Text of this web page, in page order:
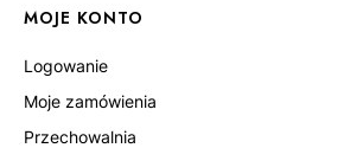
MOJE KONTO
Logowanie
Moje zamówienia
Przechowalnia